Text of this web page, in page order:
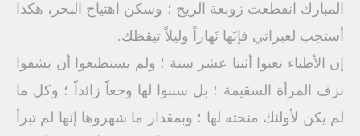
المبارك انقطعت زوبعة الريح ؛ وسكن اهتياج البحر، هكذا
أستجب لعبراتي فإنَها نَهاراً وليلاً تيقظك.
إن الأطباء تعبوا أثنتا عشر سنة ؛ ولم يستطيعوا أن يشفوا
نزف المرأة السقيمة ؛ بل سببوا لها وجعاً زائداً ؛ وكل ما
لم يكن لأولئك منحته لها ؛ وبمقدار ما شهروها إنَها لم تبرأ